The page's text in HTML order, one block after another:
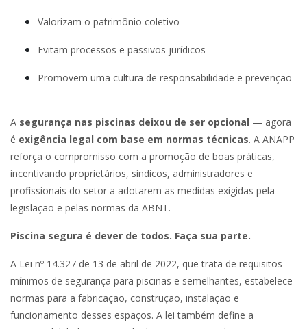
Valorizam o patrimônio coletivo
Evitam processos e passivos jurídicos
Promovem uma cultura de responsabilidade e prevenção
A segurança nas piscinas deixou de ser opcional — agora
é exigência legal com base em normas técnicas. A ANAPP
reforça o compromisso com a promoção de boas práticas,
incentivando proprietários, síndicos, administradores e
profissionais do setor a adotarem as medidas exigidas pela
legislação e pelas normas da ABNT.
Piscina segura é dever de todos. Faça sua parte.
A Lei nº 14.327 de 13 de abril de 2022, que trata de requisitos
mínimos de segurança para piscinas e semelhantes, estabelece
normas para a fabricação, construção, instalação e
funcionamento desses espaços. A lei também define a